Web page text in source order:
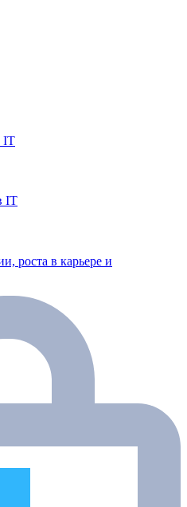
IT
IT
роста в карьере и